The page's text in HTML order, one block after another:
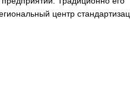
центр
товаров Челябинской